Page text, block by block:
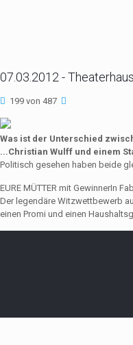
07.03.2012 -
199 von 487
Was ist der Unterschied
...Christian Wulff und einem
Politisch gesehen haben beide
EURE MÜTTER mit GewinnerIn
Der legendäre Witzwettbewerb
einen Promi und einen